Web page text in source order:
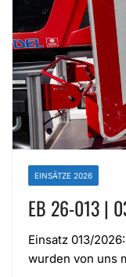
EINSÄTZE 2026
EB 26-013 |
Einsatz 013/
wurden von uns